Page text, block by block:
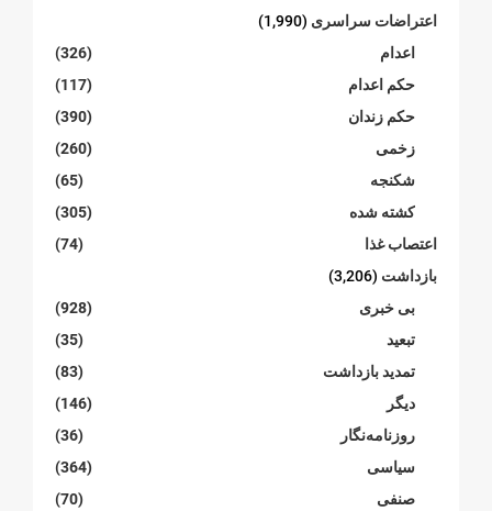
اعتراضات سراسری (1,990)
اعدام
(326)
حکم اعدام
(117)
حکم زندان
(390)
زخمی
(260)
شکنجە
(65)
کشته شده
(305)
اعتصاب غذا
(74)
بازداشت (3,206)
بی خبری
(928)
تبعید
(35)
تمدید بازداشت
(83)
دیگر
(146)
روزنامەنگار
(36)
سیاسی
(364)
صنفی
(70)